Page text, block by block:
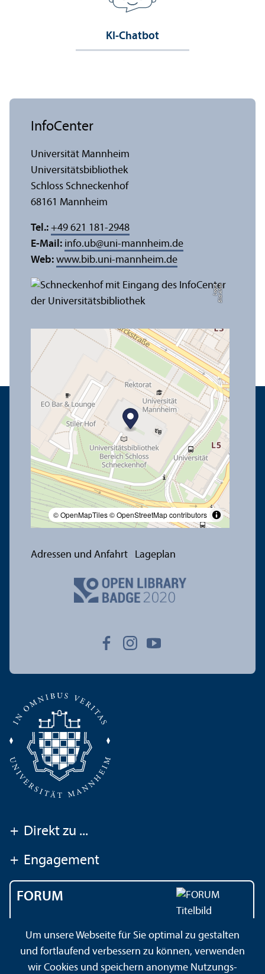
KI-Chatbot
Bil
d:
A
n
n
a
L
o
g
u
e
© OpenMapTiles© OpenStreetMap contributors
InfoCenter
Universität Mannheim
Universitäts­bibliothek
Schloss Schneckenhof
68161 Mannheim
Tel.: +49 621 181-2948
E-Mail: info.ub@uni-mannheim.de
Web: www.bib.uni-mannheim.de
Adressen und Anfahrt Lageplan
+ Direkt zu ...
+ Engagement
FORUM
Universität Mannheim
Um unsere Webseite für Sie optimal zu gestalten
und fortlaufend verbessern zu können, verwenden
wir Cookies und speichern anonyme Nutzungs­